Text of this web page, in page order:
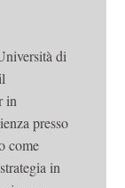
di
in
presso
come
in